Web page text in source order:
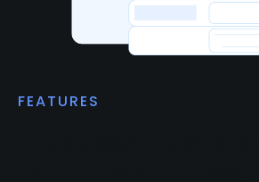
FEATURES